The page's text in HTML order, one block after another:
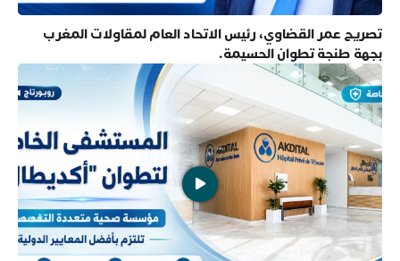
تصريح عمر القضاوي، رئيس الاتحاد العام لمقاولات المغرب
بجهة طنجة تطوان الحسيمة.